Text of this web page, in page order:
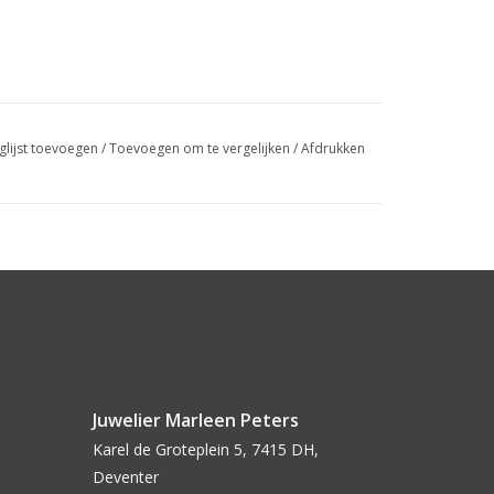
toevoegen /Toevoegen om te vergelijken /Afdrukken
Juwelier Marleen Peters
Karel de Groteplein 5, 7415 DH,
Deventer